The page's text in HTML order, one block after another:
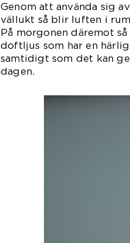
Genom att använda sig
vällukt så blir luften i
På morgonen däremot
doftljus som har en
samtidigt som det kan